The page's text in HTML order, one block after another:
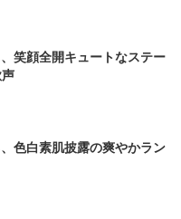
笑顔全開キュートなステー
色白素肌披露の爽やかラン